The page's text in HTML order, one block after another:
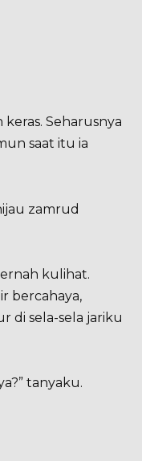
Seharusnya
saat itu ia
zamrud
kulihat.
bercahaya,
di sela-sela jariku
tanyaku.